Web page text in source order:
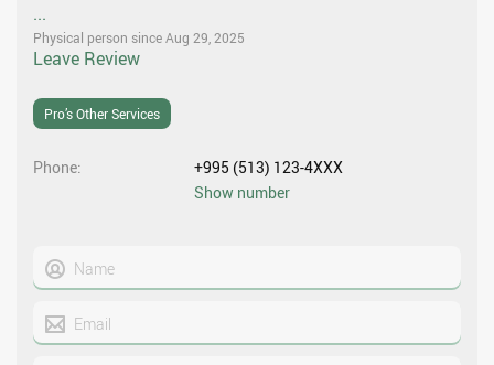
...
Physical person since Aug 29, 2025
Leave Review
Pro’s Other Services
Phone
+995 (513) 123-4XXX
Show number